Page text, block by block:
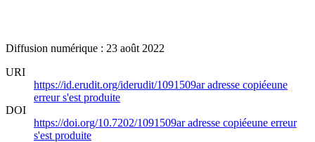
Diffusion numérique : 23 août 2022
URI
https://id.erudit.org/iderudit/1091509aradresse copiéeune
erreur s'est produite
DOI
https://doi.org/10.7202/1091509aradresse copiéeune erreur
s'est produite